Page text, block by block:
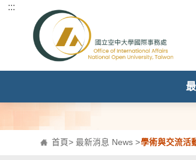
跳到主要內容區塊
:::
首頁>最新消息 News >學術與交流活